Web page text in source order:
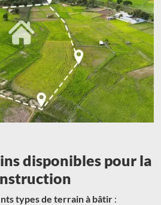
disponibles pour la
types de terrain à bâtir :